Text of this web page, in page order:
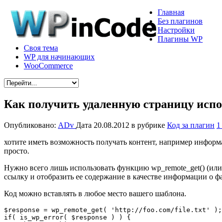
Главная
Без плагинов
Настройки
Плагины WP
Своя тема
WP для начинающих
WooCommerce
Как получить удаленную страницу
Опубликовано: ADv Дата 20.08.2012 в рубрике Код за плагин
хотите иметь возможность получать контент, например
просто.
Нужно всего лишь использовать функцию wp_remote_get()
ссылку и отобразить ее содержание в качестве информации о
Код можно вставлять в любое место вашего шаблона.
$response = wp_remote_get( 'http://foo.com/file.txt' );
if( is_wp_error( $response ) ) {